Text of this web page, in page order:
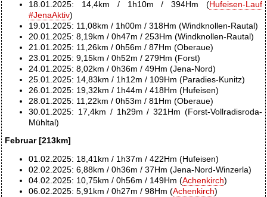
18.01.2025: 14,4km / 1h10m / 394Hm (Hufeisen-Lauf
#JenaAktiv)
19.01.2025: 11,08km / 1h00m / 318Hm (Windknollen-Rautal)
20.01.2025: 8,19km / 0h47m / 253Hm (Windknollen-Rautal)
21.01.2025: 11,26km / 0h56m / 87Hm (Oberaue)
23.01.2025: 9,15km / 0h52m / 279Hm (Forst)
24.01.2025: 8,02km / 0h36m / 49Hm (Jena-Nord)
25.01.2025: 14,83km / 1h12m / 109Hm (Paradies-Kunitz)
26.01.2025: 19,32km / 1h44m / 418Hm (Hufeisen)
28.01.2025: 11,22km / 0h53m / 81Hm (Oberaue)
30.01.2025: 17,4km / 1h29m / 321Hm (Forst-Vollradisroda-
Mühltal)
Februar [213km]
01.02.2025: 18,41km / 1h37m / 422Hm (Hufeisen)
02.02.2025: 6,88km / 0h36m / 37Hm (Jena-Nord-Winzerla)
04.02.2025: 10,75km / 0h56m / 149Hm (Achenkirch)
06.02.2025: 5,91km / 0h27m / 98Hm (Achenkirch)